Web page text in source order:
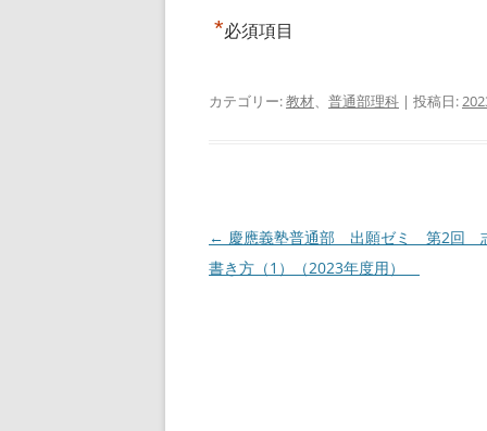
*必須項目
カテゴリー:教材、 普通部理科 | 投稿日:
投
稿
← 慶應義塾普通部 出願ゼミ 第2回
書き方（1）（2023年度用）